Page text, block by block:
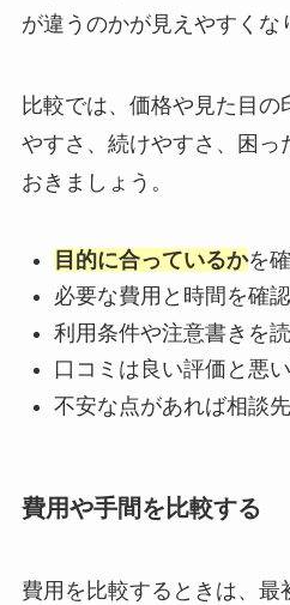
が違うのかが見えやすくな
比較では、価格や見た目
やすさ、続けやすさ、困っ
おきましょう。
目的に合っているかを
必要な費用と時間を確
利用条件や注意書きを
口コミは良い評価と悪
不安な点があれば相談
費用や手間を比較する
費用を比較するときは、最